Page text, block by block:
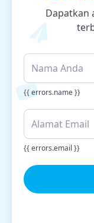
Dapatkan
{{ errors.name }}
{{ errors.email }}